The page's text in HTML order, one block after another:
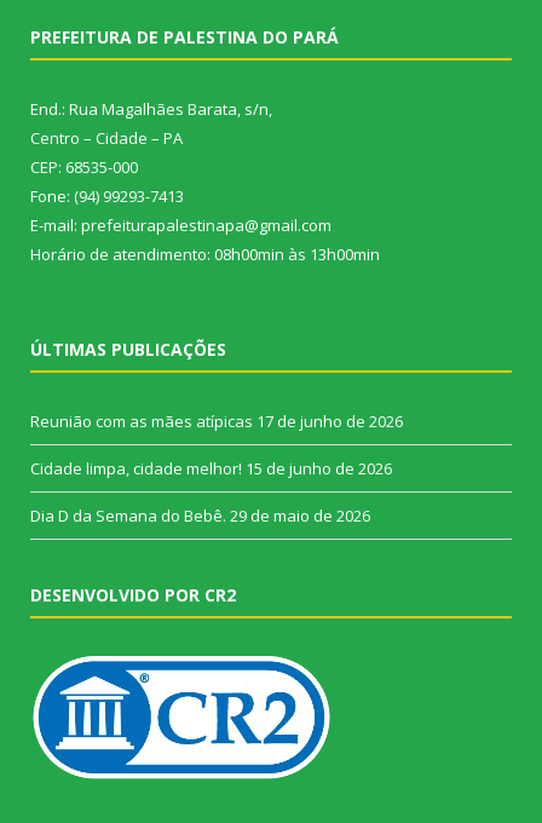
PREFEITURA DE PALESTINA DO PARÁ
End.: Rua Magalhães Barata, s/n,
Centro – Cidade – PA
CEP: 68535-000
Fone: (94) 99293-7413
E-mail: prefeiturapalestinapa@gmail.com
Horário de atendimento: 08h00min às 13h00min
ÚLTIMAS PUBLICAÇÕES
Reunião com as mães atípicas 17 de junho de 2026
Cidade limpa, cidade melhor! 15 de junho de 2026
Dia D da Semana do Bebê. 29 de maio de 2026
DESENVOLVIDO POR CR2